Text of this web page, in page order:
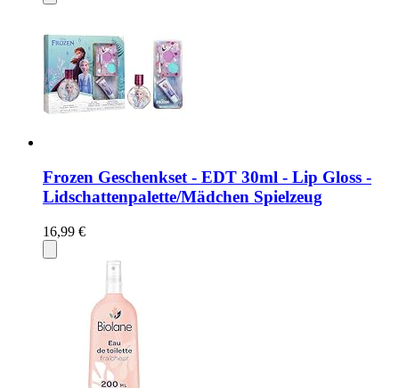
Frozen Geschenkset - EDT 30ml - Lip Gloss -
Lidschattenpalette/Mädchen Spielzeug
16,99 €